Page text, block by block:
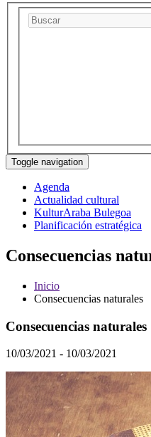
Toggle navigation
Agenda
Actualidad cultural
KulturAraba Bulegoa
Planificación estratégica
Consecuencias
Inicio
Consecuencias naturales
Consecuencias naturales
10/03/2021 - 10/03/2021